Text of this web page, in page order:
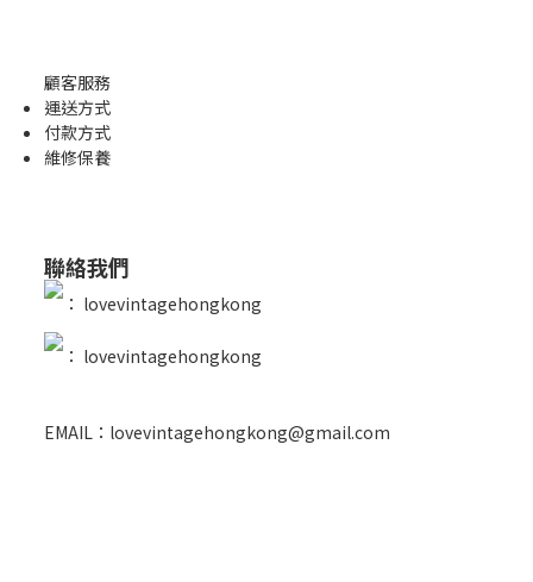
顧客服務
運送方式
付款方式
維修保養
聯絡我們
： lovevintagehongkong
： lovevintagehongkong
EMAIL：lovevintagehongkong@gmail.com